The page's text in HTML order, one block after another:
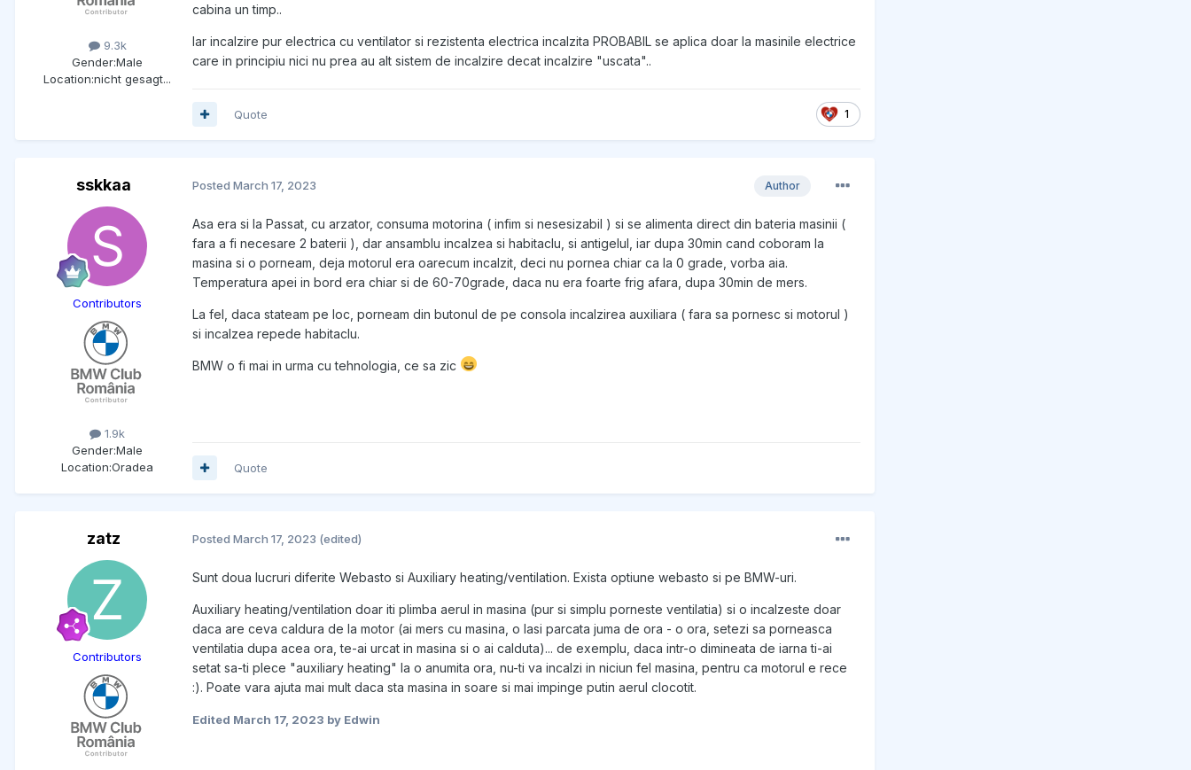
9.3k
Gender:Male
Location:nicht gesagt...
cabina un timp..
Iar incalzire pur electrica cu ventilator si rezistenta electrica incalzita PROBABIL se aplica doar la masinile electrice
care in principiu nici nu prea au alt sistem de incalzire decat incalzire "uscata"..
1
Quote
sskkaa
Contributors
1.9k
Gender:Male
Location:Oradea
Author
Posted March 17, 2023
Asa era si la Passat, cu arzator, consuma motorina ( infim si nesesizabil ) si se alimenta direct din bateria masinii (
fara a fi necesare 2 baterii ), dar ansamblu incalzea si habitaclu, si antigelul, iar dupa 30min cand coboram la
masina si o porneam, deja motorul era oarecum incalzit, deci nu pornea chiar ca la 0 grade, vorba aia.
Temperatura apei in bord era chiar si de 60-70grade, daca nu era foarte frig afara, dupa 30min de mers.
La fel, daca stateam pe loc, porneam din butonul de pe consola incalzirea auxiliara ( fara sa pornesc si motorul )
si incalzea repede habitaclu.
BMW o fi mai in urma cu tehnologia, ce sa zic
Quote
zatz
Contributors
Posted March 17, 2023 (edited)
Sunt doua lucruri diferite Webasto si Auxiliary heating/ventilation. Exista optiune webasto si pe BMW-uri.
Auxiliary heating/ventilation doar iti plimba aerul in masina (pur si simplu porneste ventilatia) si o incalzeste doar
daca are ceva caldura de la motor (ai mers cu masina, o lasi parcata juma de ora - o ora, setezi sa porneasca
ventilatia dupa acea ora, te-ai urcat in masina si o ai calduta)... de exemplu, daca intr-o dimineata de iarna ti-ai
setat sa-ti plece "auxiliary heating" la o anumita ora, nu-ti va incalzi in niciun fel masina, pentru ca motorul e rece
:). Poate vara ajuta mai mult daca sta masina in soare si mai impinge putin aerul clocotit.
Edited March 17, 2023 by Edwin